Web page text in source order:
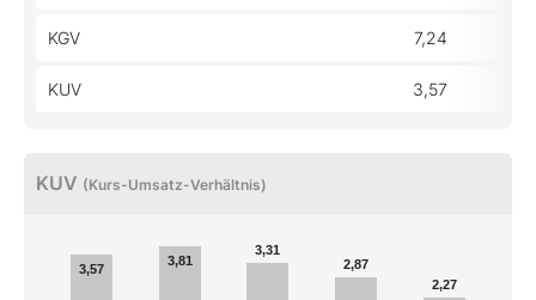
KGV 7,24
KUV 3,57
KUV (Kurs-Umsatz-Verhältnis)
3,57
3,81
3,31
2,87
2,27